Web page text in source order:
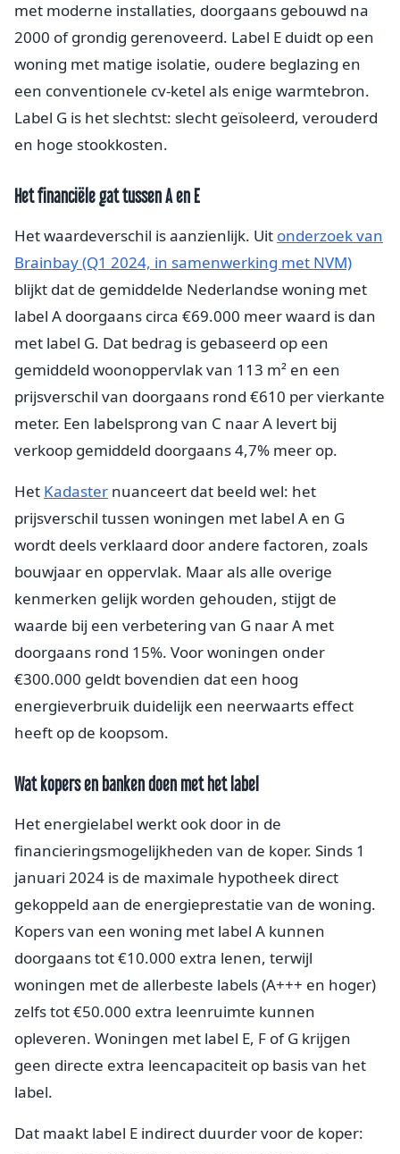
met moderne installaties, doorgaans gebouwd na
2000 of grondig gerenoveerd. Label E duidt op een
woning met matige isolatie, oudere beglazing en
een conventionele cv-ketel als enige warmtebron.
Label G is het slechtst: slecht geïsoleerd, verouderd
en hoge stookkosten.
Het financiële gat tussen A en E
Het waardeverschil is aanzienlijk. Uit onderzoek van
Brainbay (Q1 2024, in samenwerking met NVM)
blijkt dat de gemiddelde Nederlandse woning met
label A doorgaans circa €69.000 meer waard is dan
met label G. Dat bedrag is gebaseerd op een
gemiddeld woonoppervlak van 113 m² en een
prijsverschil van doorgaans rond €610 per vierkante
meter. Een labelsprong van C naar A levert bij
verkoop gemiddeld doorgaans 4,7% meer op.
Het Kadaster nuanceert dat beeld wel: het
prijsverschil tussen woningen met label A en G
wordt deels verklaard door andere factoren, zoals
bouwjaar en oppervlak. Maar als alle overige
kenmerken gelijk worden gehouden, stijgt de
waarde bij een verbetering van G naar A met
doorgaans rond 15%. Voor woningen onder
€300.000 geldt bovendien dat een hoog
energieverbruik duidelijk een neerwaarts effect
heeft op de koopsom.
Wat kopers en banken doen met het label
Het energielabel werkt ook door in de
financieringsmogelijkheden van de koper. Sinds 1
januari 2024 is de maximale hypotheek direct
gekoppeld aan de energieprestatie van de woning.
Kopers van een woning met label A kunnen
doorgaans tot €10.000 extra lenen, terwijl
woningen met de allerbeste labels (A+++ en hoger)
zelfs tot €50.000 extra leenruimte kunnen
opleveren. Woningen met label E, F of G krijgen
geen directe extra leencapaciteit op basis van het
label.
Dat maakt label E indirect duurder voor de koper: